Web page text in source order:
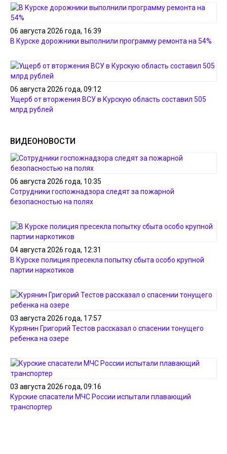
06 августа 2026 года, 16:39
В Курске дорожники выполнили программу ремонта на 54%
06 августа 2026 года, 09:12
Ущерб от вторжения ВСУ в Курскую область составил 505
млрд рублей
ВИДЕОНОВОСТИ
06 августа 2026 года, 10:35
Сотрудники госпожнадзора следят за пожарной
безопасностью на полях
04 августа 2026 года, 12:31
В Курске полиция пресекла попытку сбыта особо крупной
партии наркотиков
03 августа 2026 года, 17:57
Курянин Григорий Тестов рассказал о спасении тонущего
ребенка на озере
03 августа 2026 года, 09:16
Курские спасатели МЧС России испытали плавающий
транспортер